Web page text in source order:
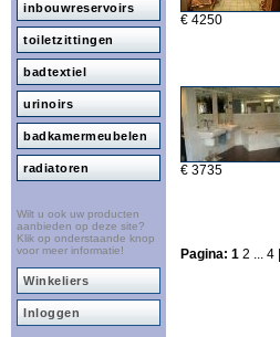
inbouwreservoirs
toiletzittingen
badtextiel
urinoirs
badkamermeubelen
radiatoren
Wilt u ook uw producten
aanbieden op deze site?
Klik op onderstaande knop
voor meer informatie!
Winkeliers
Inloggen
€ 4250
€ 3735
Pagina: 1 2 ... 4